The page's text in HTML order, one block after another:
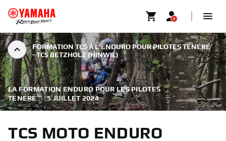
FORMATION TCS À L'ENDURO POUR PILOTES TÉNÉRÉ
- TCS BETZHOLZ (HINWIL)
LA FORMATION ENDURO POUR LES PILOTES
TÉNÉRÉ | 5 JUILLET 2024
TCS MOTO ENDURO